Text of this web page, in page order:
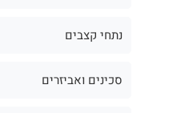
נתחי קצבים
סכינים ואביזרים